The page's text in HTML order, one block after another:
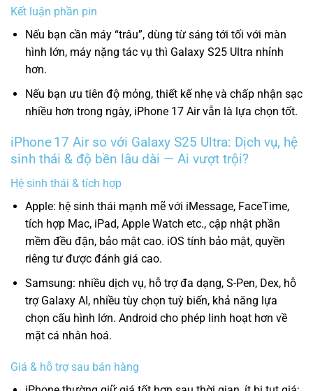
Kết luận phần pin
Nếu bạn cần máy “trâu”, dùng từ sáng tới tối với màn
hình lớn, máy nặng tác vụ thì Galaxy S25 Ultra nhỉnh
hơn.
Nếu bạn ưu tiên độ mỏng, thiết kế nhẹ và chấp nhận sạc
nhiều hơn trong ngày, iPhone 17 Air vẫn là lựa chọn tốt.
iPhone 17 Air so với Galaxy S25 Ultra: Dịch vụ, hệ
sinh thái & độ bền lâu dài — Ai vượt trội?
Hệ sinh thái & tích hợp
Apple: hệ sinh thái mạnh mẽ với iMessage, FaceTime,
tích hợp Mac, iPad, Apple Watch etc., cập nhật phần
mềm đều đặn, bảo mật cao. iOS tính bảo mật, quyền
riêng tư được đánh giá cao.
Samsung: nhiều dịch vụ, hỗ trợ đa dạng, S-Pen, Dex, hỗ
trợ Galaxy AI, nhiều tùy chọn tuỳ biến, khả năng lựa
chọn cấu hình lớn. Android cho phép linh hoạt hơn về
mặt cá nhân hoá.
Giá & hỗ trợ sau bán hàng